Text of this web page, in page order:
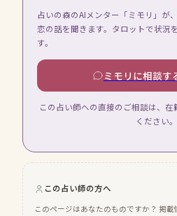
占いの森のAIメンター「ミモリ」が
恋の話を聞きます。タロットで状況
す。
ミモリに相談す
この占い師への直接のご相談は、
ください。
この占い師の方へ
このページはあなたのものですか？ 掲